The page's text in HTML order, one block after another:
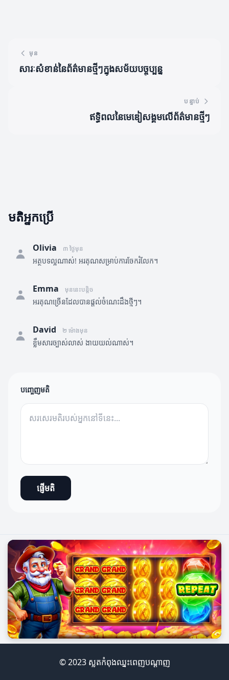
មុន
សារៈសំខាន់នៃព័ត៌មានថ្មីៗក្នុងសម័យបច្ចុប្បន្ន
បន្ទាប់
ឥទ្ធិពលនៃមេឌៀសង្គមលើព័ត៌មានថ្មីៗ
មតិអ្នកប្រើ
Olivia ៣ ថ្ងៃមុន
អត្ថបទល្អណាស់! អរគុណសម្រាប់ការចែករំលែក។
Emma មុននេះបន្តិច
អរគុណច្រើនដែលបានផ្តល់ចំណេះដឹងថ្មីៗ។
David ២ ម៉ោងមុន
ខ្លឹមសារច្បាស់លាស់ ងាយយល់ណាស់។
បញ្ចេញមតិ
ផ្ញើមតិ
© 2023 ស្លតកំពុងឈ្នះពេញបណ្តាញ